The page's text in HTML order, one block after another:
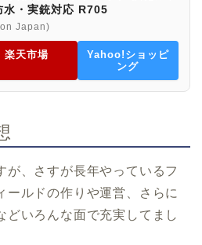
・実銃対応 R705
Japan)
楽天市場
Yahoo!ショッピ
ング
が、さすが長年やっているフ
ールドの作りや運営、さらに
どいろんな面で充実してまし